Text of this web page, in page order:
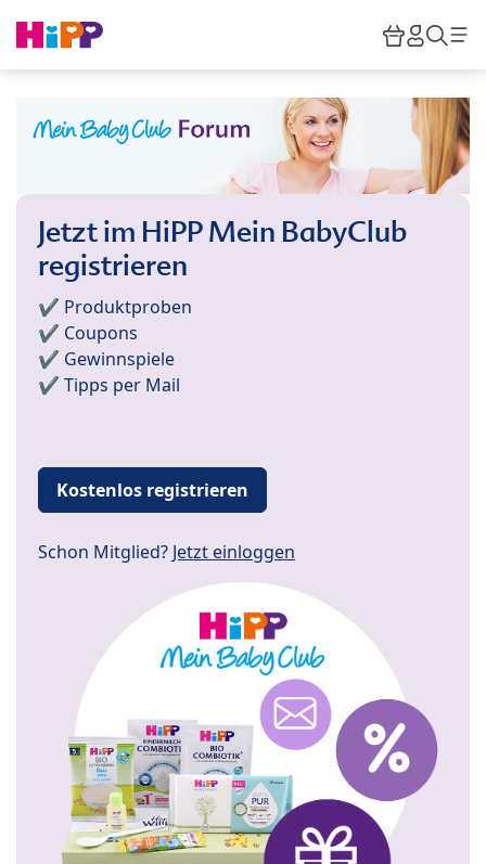
HiPP
Jetzt im HiPP Mein BabyClub
registrieren
✔️ Produktproben
✔️ Coupons
✔️ Gewinnspiele
✔️ Tipps per Mail
Kostenlos registrieren
Schon Mitglied? Jetzt einloggen